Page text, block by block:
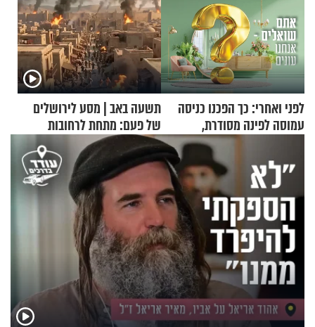
לפני ואחרי: כך הפכנו כניסה
עמוסה לפינה מסודרת,
שימושית ומזמינה
תשעה באב | מסע לירושלים
של פעם: מתחת לרחובות
ירושלים